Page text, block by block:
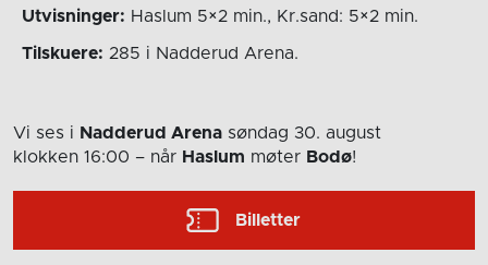
Utvisninger: Haslum 5×2 min., Kr.sand: 5×2 min.
Tilskuere: 285 i Nadderud Arena.
Vi ses i Nadderud Arena søndag 30. august
klokken 16:00 – når Haslum møter Bodø!
Billetter